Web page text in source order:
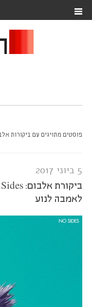
פוסטים מתויגים עם ביקורות
5 ביוני 2017
לאמבה לנוע